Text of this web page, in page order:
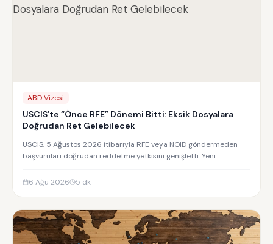
ABD Vizesi
USCIS’te “Önce RFE” Dönemi Bitti: Eksik Dosyalara
Doğrudan Ret Gelebilecek
USCIS, 5 Ağustos 2026 itibarıyla RFE veya NOID göndermeden
başvuruları doğrudan reddetme yetkisini genişletti. Yeni
6 Ağu 2026
5 dk